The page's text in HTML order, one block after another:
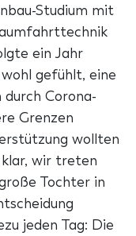
Studium mit
ein Jahr
gefühlt, eine
durch Corona-
Grenzen
wollten
wir treten
Tochter in
jeden Tag: Die